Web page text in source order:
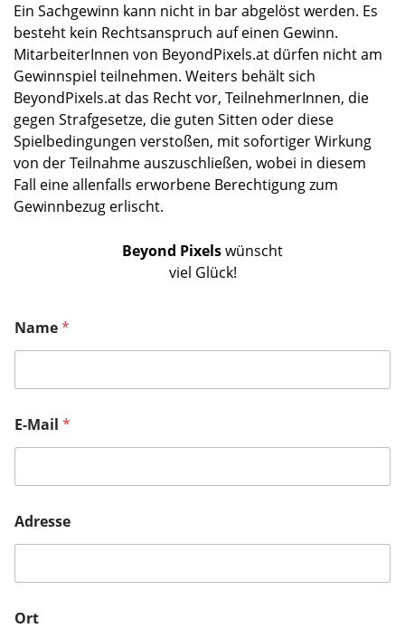
Ein Sachgewinn kann nicht in bar abgelöst werden. Es
besteht kein Rechtsanspruch auf einen Gewinn.
MitarbeiterInnen von BeyondPixels.at dürfen nicht am
Gewinnspiel teilnehmen. Weiters behält sich
BeyondPixels.at das Recht vor, TeilnehmerInnen, die
gegen Strafgesetze, die guten Sitten oder diese
Spielbedingungen verstoßen, mit sofortiger Wirkung
von der Teilnahme auszuschließen, wobei in diesem
Fall eine allenfalls erworbene Berechtigung zum
Gewinnbezug erlischt.
Beyond Pixelswünscht
viel Glück!
Name*
E-Mail *
Adresse
Ort